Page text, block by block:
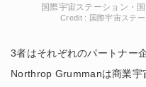
国際宇宙ステーション・
Credit : 国際宇宙ステ
3者はそれぞれのパートナー
Northrop Grummanは商業宇